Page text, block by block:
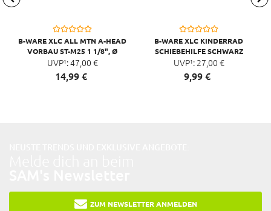
B-WARE XLC ALL MTN A-HEAD
VORBAU ST-M25 1 1/8", Ø
31,8MM, 65MM, 0°
SCHWARZ/GLANZ
UVP¹:47,00 €
14,99 €
B-WARE XLC KINDERRAD
SCHIEBEHILFE SCHWARZ
UVP¹: 27,00 €
9,99€
ZUM NEWSLETTER ANMELDEN